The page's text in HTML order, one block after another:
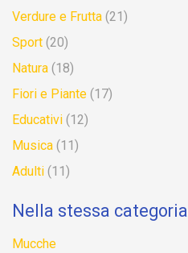
Verdure e Frutta (21)
Sport (20)
Natura (18)
Fiori e Piante (17)
Educativi (12)
Musica (11)
Adulti (11)
Nella stessa categoria
Mucche